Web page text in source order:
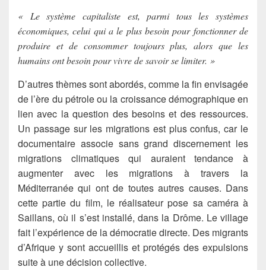
« Le système capitaliste est, parmi tous les systèmes
économiques, celui qui a le plus besoin pour fonctionner de
produire et de consommer toujours plus, alors que les
humains ont besoin pour vivre de savoir se limiter. »
D’autres thèmes sont abordés, comme la fin envisagée
de l’ère du pétrole ou la croissance démographique en
lien avec la question des besoins et des ressources.
Un passage sur les migrations est plus confus, car le
documentaire associe sans grand discernement les
migrations climatiques qui auraient tendance à
augmenter avec les migrations à travers la
Méditerranée qui ont de toutes autres causes. Dans
cette partie du film, le réalisateur pose sa caméra à
Saillans, où il s’est installé, dans la Drôme. Le village
fait l’expérience de la démocratie directe. Des migrants
d’Afrique y sont accueillis et protégés des expulsions
suite à une décision collective.